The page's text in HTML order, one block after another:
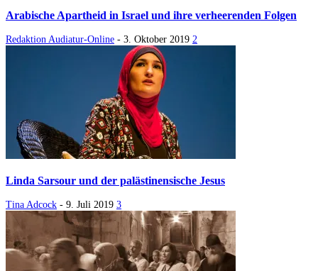
Arabische Apartheid in Israel und ihre verheerenden Folgen
Redaktion Audiatur-Online - 3. Oktober 2019 2
Linda Sarsour und der palästinensische Jesus
Tina Adcock - 9. Juli 2019 3